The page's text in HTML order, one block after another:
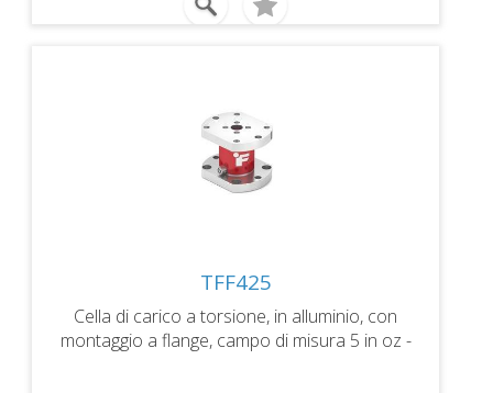
TFF425
Cella di carico a torsione, in alluminio, con
montaggio a flange, campo di misura 5 in oz -